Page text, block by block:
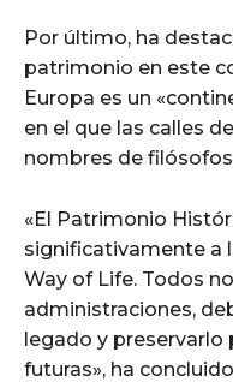
Por último, ha
patrimonio en este
Europa es un
en el que las calles
nombres de
«El Patrimonio
significativamente a
Way of Life. Todos
administraciones,
legado y preservarlo
futuras», ha